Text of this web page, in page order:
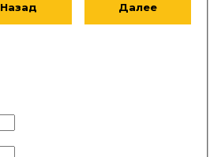
Назад Далее